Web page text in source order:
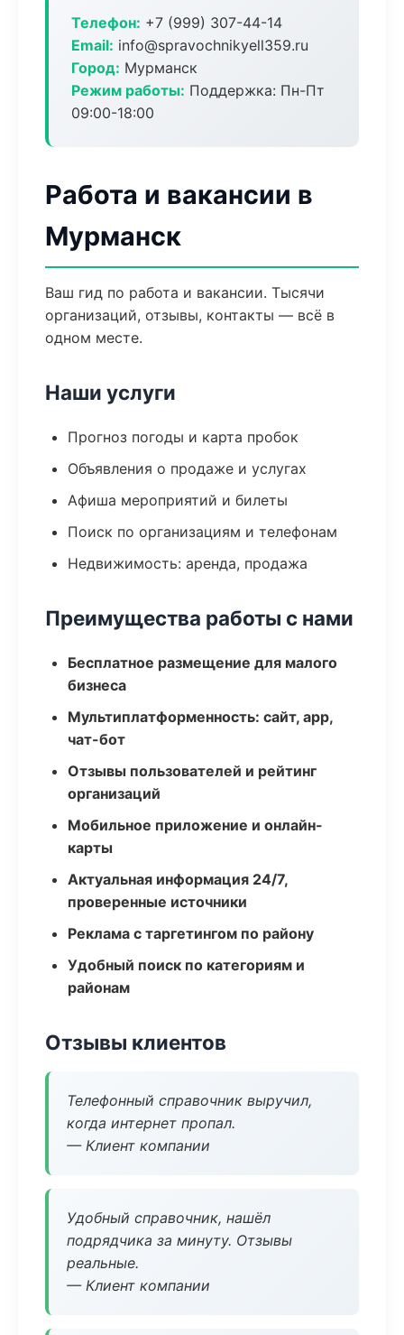
Телефон: +7 (999) 307-44-14
Email: info@spravochnikyell359.ru
Город: Мурманск
Режим работы: Поддержка: Пн-Пт
09:00-18:00
Работа и вакансии в
Мурманск
Ваш гид по работа и вакансии. Тысячи
организаций, отзывы, контакты — всё в
одном месте.
Наши услуги
Прогноз погоды и карта пробок
Объявления о продаже и услугах
Афиша мероприятий и билеты
Поиск по организациям и телефонам
Недвижимость: аренда, продажа
Преимущества работы с нами
Бесплатное размещение для малого
бизнеса
Мультиплатформенность: сайт, app,
чат-бот
Отзывы пользователей и рейтинг
организаций
Мобильное приложение и онлайн-
карты
Актуальная информация 24/7,
проверенные источники
Реклама с таргетингом по району
Удобный поиск по категориям и
районам
Отзывы клиентов
Телефонный справочник выручил,
когда интернет пропал.
— Клиент компании
Удобный справочник, нашёл
подрядчика за минуту. Отзывы
реальные.
— Клиент компании